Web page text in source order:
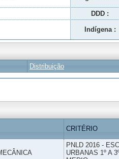
DDD :
Indígena :
Distribuição
CRITÉRIO
PNLD 2016 -
URBANAS 1º A